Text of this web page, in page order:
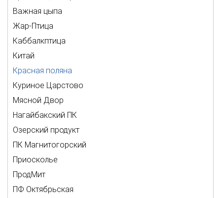
Важная цыпа
Жар-Птица
Каббалкптица
Китай
Красная поляна
Куриное Царстово
Мясной Двор
Нагайбакский ПК
Озерский продукт
ПК Магнитогорский
Приосколье
ПродМит
ПФ Октябрьская